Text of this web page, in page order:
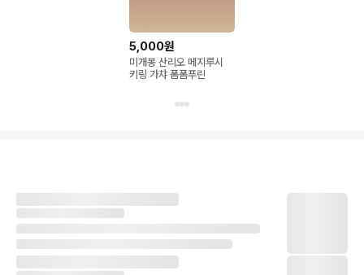
5,000원
미개봉 산리오 메지루시
키링 가챠 폼폼푸린